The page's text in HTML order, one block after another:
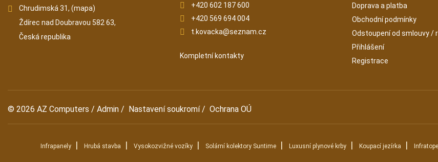
Chrudimská 31, (mapa)
Ždírec nad Doubravou 582 63,
Česká republika
+420 602 187 600
+420 569 694 004
t.kovacka@seznam.cz
Kompletní kontakty
Doprava a platba
Obchodní podmínky
Odstoupení od smlouvy /
Přihlášení
Registrace
© 2026 AZ Computers / Admin / Nastavení soukromí/ Ochrana OÚ
Infrapanely| Hrubá stavba | Vysokozvižné vozíky| Solární kolektory Suntime| Luxusní plynové krby| Koupací jezírka |